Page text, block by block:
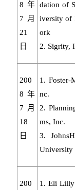
8年
7月
21
日
dation of
iversity of
ork
2. Sigrity,
200
8年
7月
18
日
1. Foster-
nc.
2.
ms, Inc.
3.
University
200
1. Eli